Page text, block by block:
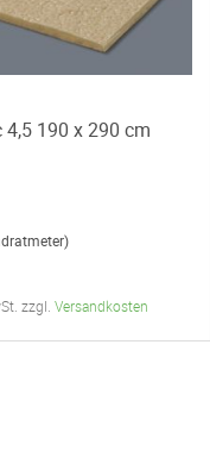
4,5 190 x 290 cm
zzgl. Versandkosten